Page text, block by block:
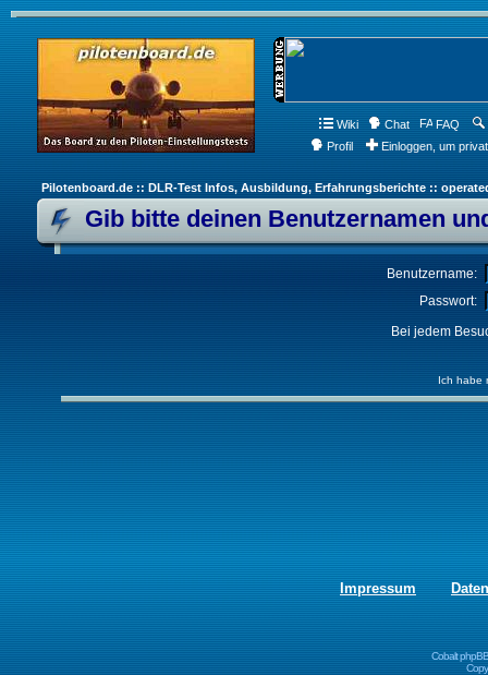
Wiki Chat FAQ
Profil
Einloggen, um
Pilotenboard.de :: DLR-Test Infos, Ausbildung, Erfahrungsberichte ::
Gib bitte deinen Benutzernamen
Benutzername:
Passwort:
Bei jedem
Ich habe
Impressum
Cobalt